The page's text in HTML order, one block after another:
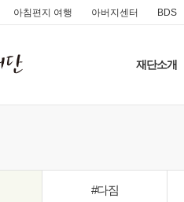
아침편지 여행 아버지센터 BDS
재단소개
#다짐